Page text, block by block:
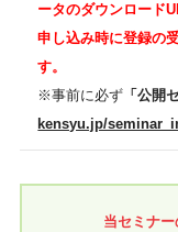
ータのダウンロード
申し込み時に登録の
す。
※事前に必ず 「公開
kensyu.jp/
当セミナー